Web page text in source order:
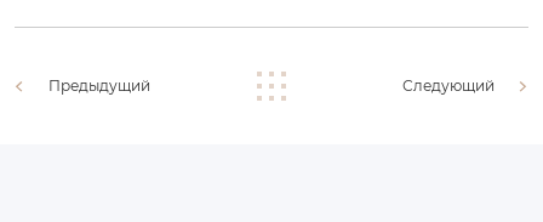
Предыдущий Следующий